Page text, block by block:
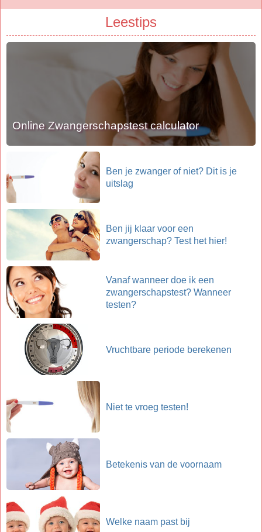
Leestips
Online Zwangerschapstest calculator
Ben je zwanger of niet? Dit is je
uitslag
Ben jij klaar voor een
zwangerschap? Test het hier!
Vanaf wanneer doe ik een
zwangerschapstest? Wanneer
testen?
Vruchtbare periode berekenen
Niet te vroeg testen!
Betekenis van de voornaam
Welke naam past bij